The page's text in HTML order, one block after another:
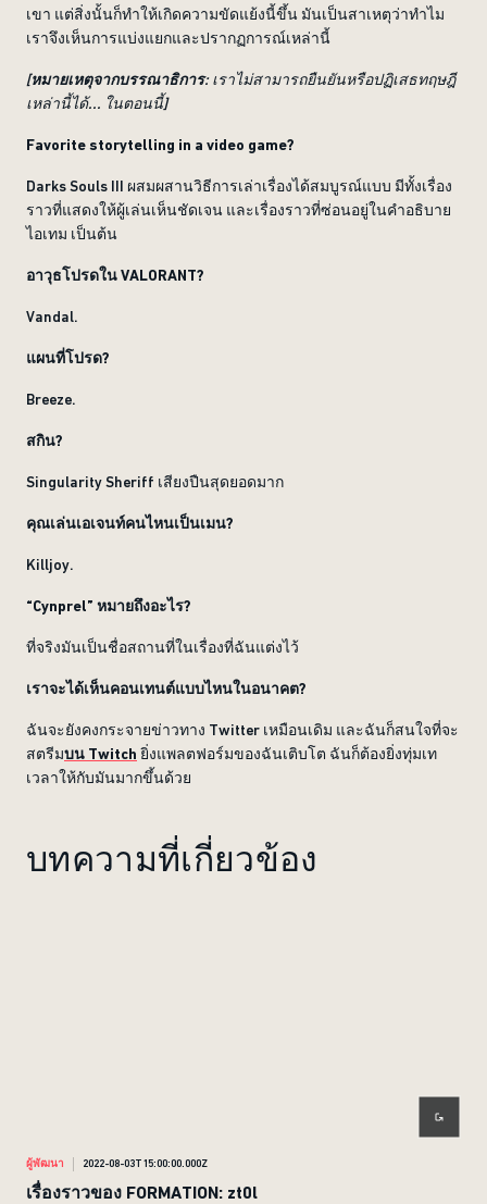
เขา แต่สิ่งนั้นก็ทำให้เกิดความขัดแย้งนี้ขึ้น มันเป็นสาเหตุว่าทำไม
เราจึงเห็นการแบ่งแยกและปรากฏการณ์เหล่านี้
[หมายเหตุจากบรรณาธิการ: เราไม่สามารถยืนยันหรือปฏิเสธทฤษฎี
เหล่านี้ได้... ในตอนนี้]
Favorite storytelling in a video game?
Darks Souls III ผสมผสานวิธีการเล่าเรื่องได้สมบูรณ์แบบ มีทั้งเรื่อง
ราวที่แสดงให้ผู้เล่นเห็นชัดเจน และเรื่องราวที่ซ่อนอยู่ในคำอธิบาย
ไอเทม เป็นต้น
อาวุธโปรดใน VALORANT?
Vandal.
แผนที่โปรด?
Breeze.
สกิน?
Singularity Sheriff เสียงปืนสุดยอดมาก
คุณเล่นเอเจนท์คนไหนเป็นเมน?
Killjoy.
“Cynprel” หมายถึงอะไร?
ที่จริงมันเป็นชื่อสถานที่ในเรื่องที่ฉันแต่งไว้
เราจะได้เห็นคอนเทนต์แบบไหนในอนาคต?
ฉันจะยังคงกระจายข่าวทาง Twitter เหมือนเดิม และฉันก็สนใจที่จะ
สตรีมบน Twitch ยิ่งแพลตฟอร์มของฉันเติบโต ฉันก็ต้องยิ่งทุ่มเท
เวลาให้กับมันมากขึ้นด้วย
บทความที่เกี่ยวข้อง
ผู้พัฒนา 2022-08-03T15:00:00.000Z
เรื่องราวของ FORMATION: zt0l